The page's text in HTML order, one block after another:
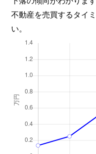
不動産を売買するタイ
い。